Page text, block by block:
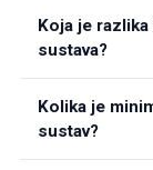
Koja je
sustava?
Kolika je
sustav?